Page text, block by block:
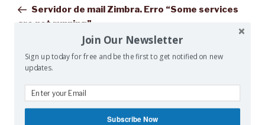
artigos
anterior
Servidor de mail Zimbra. Erro “Some services
are not running”
Conteúdo
seguinte
JVM 100% CPU Leap Second
Join Our Newsletter
Sign up today for free and be the first to get notified on new
updates.
Subscribe Now